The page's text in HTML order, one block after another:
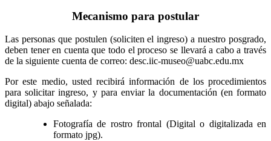
Mecanismo para postular
Las personas que postulen (soliciten el ingreso) a nuestro posgrado,
deben tener en cuenta que todo el proceso se llevará a cabo a través
de la siguiente cuenta de correo: desc.iic-museo@uabc.edu.mx
Por este medio, usted recibirá información de los procedimientos
para solicitar ingreso, y para enviar la documentación (en formato
digital) abajo señalada:
Fotografía de rostro frontal (Digital o digitalizada en
formato jpg).